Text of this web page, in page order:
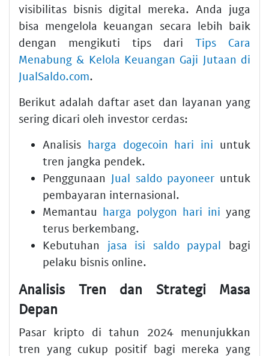
visibilitas bisnis digital mereka. Anda juga
bisa mengelola keuangan secara lebih baik
dengan mengikuti tips dari Tips Cara
Menabung & Kelola Keuangan Gaji Jutaan di
JualSaldo.com.
Berikut adalah daftar aset dan layanan yang
sering dicari oleh investor cerdas:
Analisis harga dogecoin hari ini untuk
tren jangka pendek.
Penggunaan Jual saldo payoneer untuk
pembayaran internasional.
Memantau harga polygon hari ini yang
terus berkembang.
Kebutuhan jasa isi saldo paypal bagi
pelaku bisnis online.
Analisis Tren dan Strategi Masa
Depan
Pasar kripto di tahun 2024 menunjukkan
tren yang cukup positif bagi mereka yang